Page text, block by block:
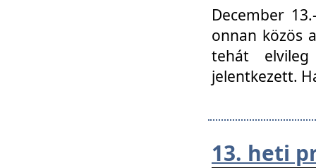
December
onnan közös
tehát
jelentkezett.
13. heti